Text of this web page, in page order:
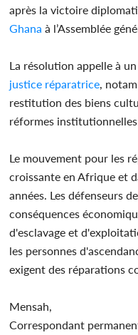
après la victoire
Ghana à l’Assemblée
La résolution appelle à
justice réparatrice ,
restitution des biens
réformes institutionnelles.
Le mouvement pour les
croissante en Afrique et
années. Les défenseurs
conséquences
d'esclavage et
les personnes
exigent des réparations
Mensah,
Correspondant